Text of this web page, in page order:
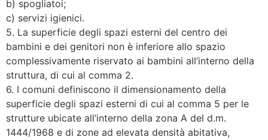
b) spogliatoi;
c) servizi igienici.
5. La superficie degli spazi esterni del centro dei
bambini e dei genitori non è inferiore allo spazio
complessivamente riservato ai bambini all’interno della
struttura, di cui al comma 2.
6. I comuni definiscono il dimensionamento della
superficie degli spazi esterni di cui al comma 5 per le
strutture ubicate all’interno della zona A del d.m.
1444/1968 e di zone ad elevata densità abitativa,